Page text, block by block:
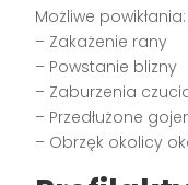
Możliwe powikłania:
– Zakażenie rany
– Powstanie blizny
– Zaburzenia
– Przedłużone
– Obrzęk okolicy